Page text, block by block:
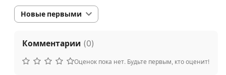
Новые первыми
Комментарии (0)
Оценок пока нет. Будьте первым, кто оценит!